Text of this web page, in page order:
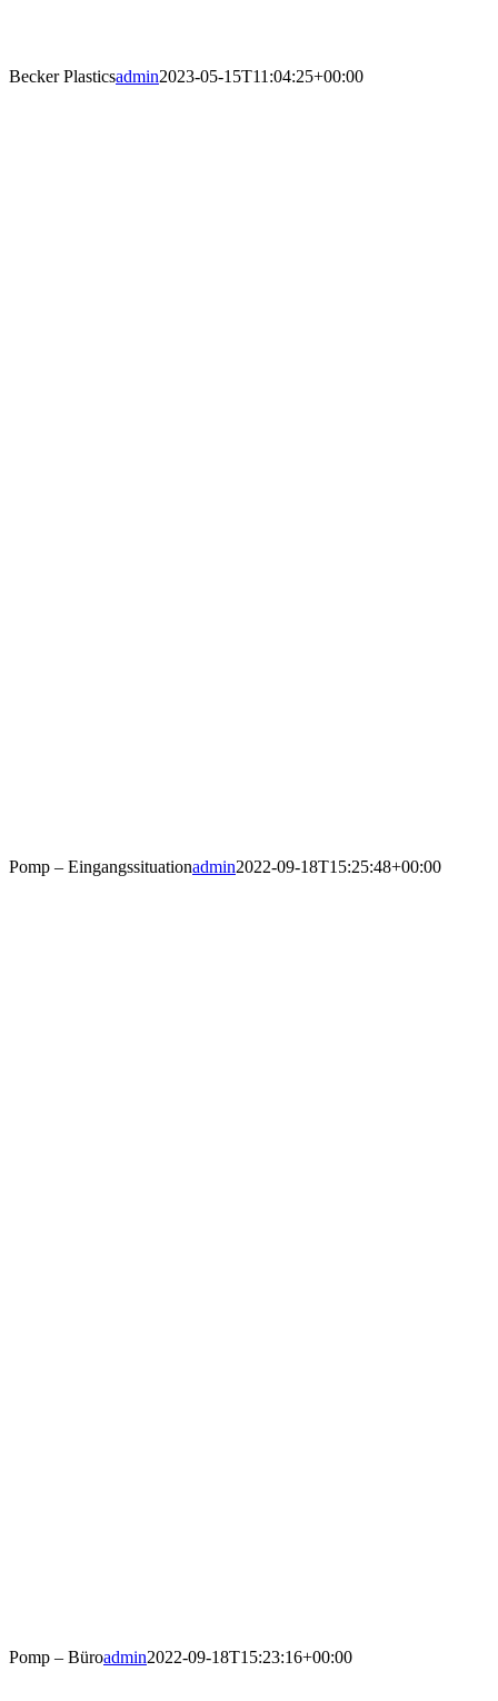
Becker Plasticsadmin2023-05-15T11:04:25+00:00
Pomp – Eingangssituationadmin2022-09-18T15:25:48+00:00
Pomp – Büroadmin2022-09-18T15:23:16+00:00